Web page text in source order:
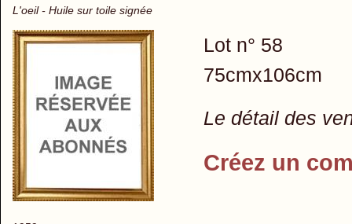
L'oeil - Huile sur toile signée
Lot n° 58
75cmx106cm
Le détail des
Créez un